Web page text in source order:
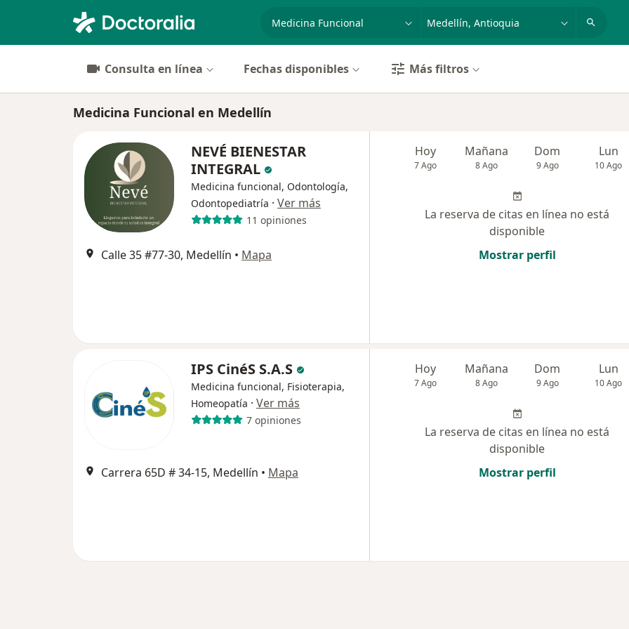
p. ej. Bogotá
Consulta en línea Fechas disponibles Más filtros
Medicina Funcional en Medellín
NEVÉ BIENESTAR
INTEGRAL
Medicina funcional, Odontología,
Odontopediatría · Ver más
11 opiniones
Calle 35 #77-30, Medellín • Mapa
Hoy
7 Ago
Mañana
8 Ago
Dom
9 Ago
Lun
10 Ago
La reserva de citas en línea no está
disponible
Mostrar perfil
IPS CinéS S.A.S
Medicina funcional, Fisioterapia,
Homeopatía · Ver más
7 opiniones
Carrera 65D # 34-15, Medellín • Mapa
Hoy
7 Ago
Mañana
8 Ago
Dom
9 Ago
Lun
10 Ago
La reserva de citas en línea no está
disponible
Mostrar perfil